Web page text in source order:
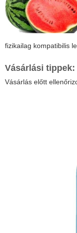
fizikailag kompatibilis
Vásárlási
Vásárlás előtt